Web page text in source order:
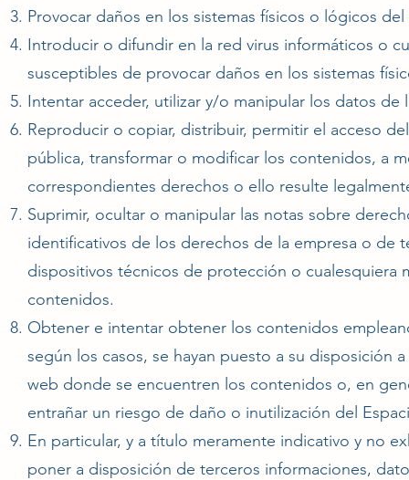
Provocar daños en los sistemas físicos o lógicos
Introducir o difundir en la red virus informáticos o
susceptibles de provocar daños en los sistemas
Intentar acceder, utilizar y/o manipular los datos
Reproducir o copiar, distribuir, permitir el acceso
pública, transformar o modificar los contenidos, a
correspondientes derechos o ello resulte
Suprimir, ocultar o manipular las notas sobre
identificativos de los derechos de la empresa o de
dispositivos técnicos de protección o cualesquiera
contenidos.
Obtener e intentar obtener los contenidos
según los casos, se hayan puesto a su disposición
web donde se encuentren los contenidos o, en
entrañar un riesgo de daño o inutilización del
En particular, y a título meramente indicativo y no
poner a disposición de terceros informaciones,